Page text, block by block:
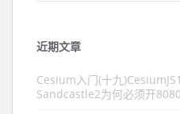
近期文章
Cesium入门(十九
Sandcastle2为何必须开